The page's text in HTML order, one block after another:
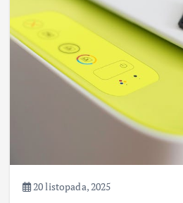
20 listopada, 2025